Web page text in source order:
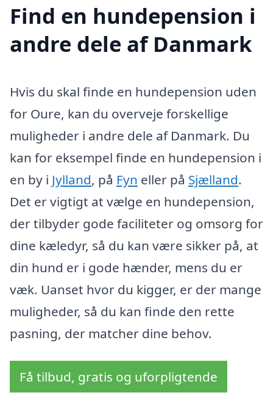
Find en hundepension i
andre dele af Danmark
Hvis du skal finde en hundepension uden
for Oure, kan du overveje forskellige
muligheder i andre dele af Danmark. Du
kan for eksempel finde en hundepension i
en by i Jylland, på Fyn eller på Sjælland.
Det er vigtigt at vælge en hundepension,
der tilbyder gode faciliteter og omsorg for
dine kæledyr, så du kan være sikker på, at
din hund er i gode hænder, mens du er
væk. Uanset hvor du kigger, er der mange
muligheder, så du kan finde den rette
pasning, der matcher dine behov.
Få tilbud, gratis og uforpligtende